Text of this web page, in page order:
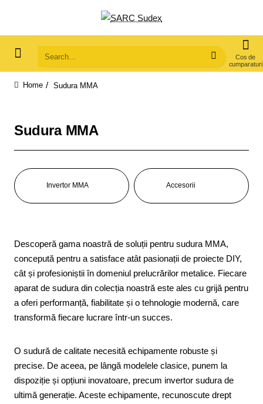
Search...
Sudura MMA
Sudura MMA
Invertor MMA Accesorii
Descoperă gama noastră de soluții pentru sudura MMA,
concepută pentru a satisface atât pasionații de proiecte DIY,
cât și profesioniștii în domeniul prelucrărilor metalice. Fiecare
aparat de sudura din colecția noastră este ales cu grijă pentru
a oferi performanță, fiabilitate și o tehnologie modernă, care
transformă fiecare lucrare într-un succes.
O sudură de calitate necesită echipamente robuste și
precise. De aceea, pe lângă modelele clasice, punem la
dispoziție și opțiuni inovatoare, precum invertor sudura de
ultimă generație. Aceste echipamente, recunoscute drept